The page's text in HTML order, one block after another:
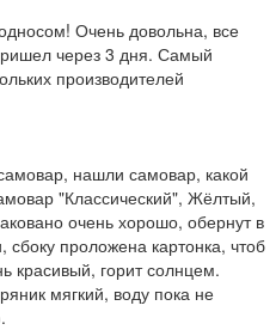
Очень довольна, все
через 3 дня. Самый
производителей
нашли самовар, какой
"Классический", Жёлтый,
очень хорошо, обернут в
сбоку проложена картонка, чтоб
красивый, горит солнцем.
мягкий, воду пока не